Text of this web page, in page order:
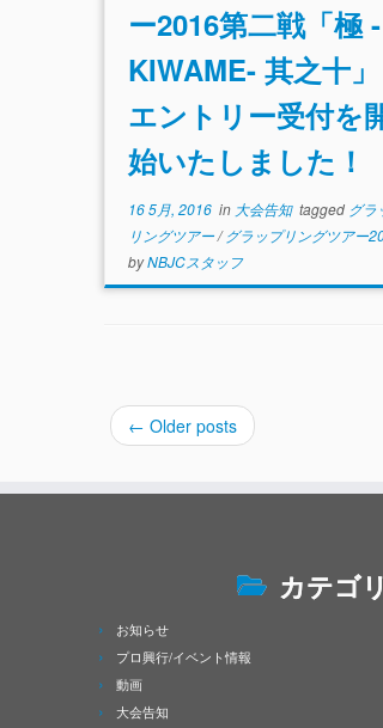
ー2016第二戦「極 -
KIWAME- 其之十」
エントリー受付を
始いたしました！
16 5月, 2016 in 大会告知 tagged グラ
リングツアー/グラップリングツアー
byNBJCスタッフ
← Older posts
カテゴ
お知らせ
プロ興行/イベント情報
動画
大会告知